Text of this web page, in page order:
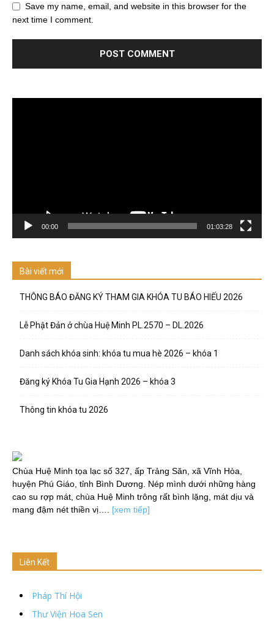
Save my name, email, and website in this browser for the
next time I comment.
00:00 01:03:28
Bài viết mới
THÔNG BÁO ĐĂNG KÝ THAM GIA KHÓA TU BÁO HIẾU 2026
Lễ Phật Đản ở chùa Huệ Minh PL.2570 – DL.2026
Danh sách khóa sinh: khóa tu mua hè 2026 – khóa 1
Đăng ký Khóa Tu Gia Hạnh 2026 – khóa 3
Thông tin khóa tu 2026
Chùa Huệ Minh tọa lạc số 327, ấp Trảng Săn, xã Vĩnh Hòa,
huyện Phú Giáo, tỉnh Bình Dương. Nép mình dưới những hàng
cao su rợp mát, chùa Huệ Minh trông rất bình lặng, mát dịu và
mang đậm nét thiền vị…. [xem tiếp]
Liên Kết
Pháp Thí Hội
Thư Viện Hoa Sen